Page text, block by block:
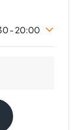
- 20:00
- 20:00
20:00
- 20:00
20:00